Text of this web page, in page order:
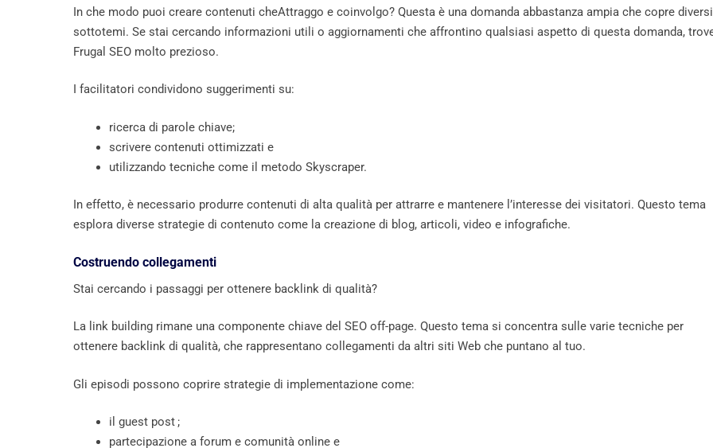
In che modo puoi creare contenuti cheAttraggo e coinvolgo? Questa è una domanda abbastanza ampia che copre diversi
sottotemi. Se stai cercando informazioni utili o aggiornamenti che affrontino qualsiasi aspetto di questa domanda,
Frugal SEO molto prezioso.
I facilitatori condividono suggerimenti su:
ricerca di parole chiave;
scrivere contenuti ottimizzati e
utilizzando tecniche come il metodo Skyscraper.
In effetto, è necessario produrre contenuti di alta qualità per attrarre e mantenere l’interesse dei visitatori. Questo tema
esplora diverse strategie di contenuto come la creazione di blog, articoli, video e infografiche.
Costruendo collegamenti
Stai cercando i passaggi per ottenere backlink di qualità?
La link building rimane una componente chiave del SEO off-page. Questo tema si concentra sulle varie tecniche per
ottenere backlink di qualità, che rappresentano collegamenti da altri siti Web che puntano al tuo.
Gli episodi possono coprire strategie di implementazione come:
il guest post ;
partecipazione a forum e comunità online e